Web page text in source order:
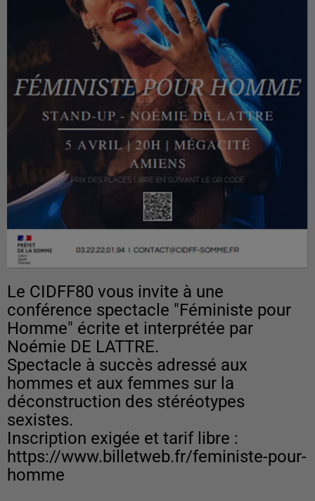
Le CIDFF80 vous invite à une
conférence spectacle "Féministe pour
Homme" écrite et interprétée par
Noémie DE LATTRE.
Spectacle à succès adressé aux
hommes et aux femmes sur la
déconstruction des stéréotypes
sexistes.
Inscription exigée et tarif libre :
https://www.billetweb.fr/feministe-pour-